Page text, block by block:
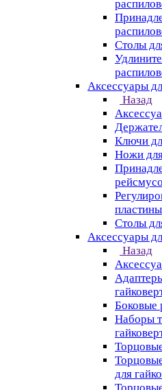
Столы
Аксессуары
Назад
Ключи
Ножи
Столы
Аксессуары
Назад
Боковые
Наборы
для